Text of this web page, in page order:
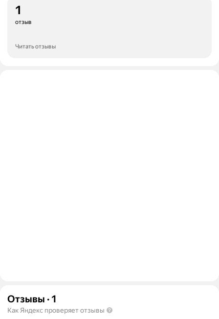
1
отзыв
Читать отзывы
Отзывы · 1
Как Яндекс проверяет отзывы